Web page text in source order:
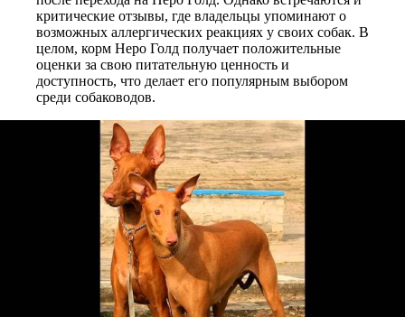
критические отзывы, где владельцы упоминают о
возможных аллергических реакциях у своих собак. В
целом, корм Неро Голд получает положительные
оценки за свою питательную ценность и
доступность, что делает его популярным выбором
среди собаководов.